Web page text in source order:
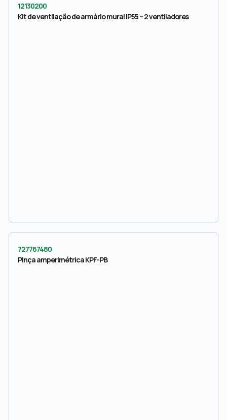
12130200
Kit de ventilação de armário mural IP55 – 2 ventiladores
727767480
Pinça amperimétrica KPF-PB